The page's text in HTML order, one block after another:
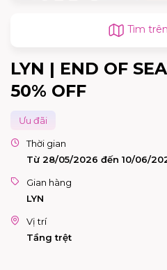
Tìm
LYN | END OF
50% OFF
Ưu đãi
Thời gian
Từ 28/05/2026 đến 10/06/
Gian hàng
LYN
Vị trí
Tầng trệt